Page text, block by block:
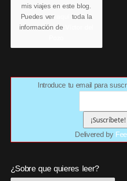
mis viajes en este blog.
Puedes ver
toda la
información de
Introduce tu email para
Delivered by
¿Sobre que quieres leer?